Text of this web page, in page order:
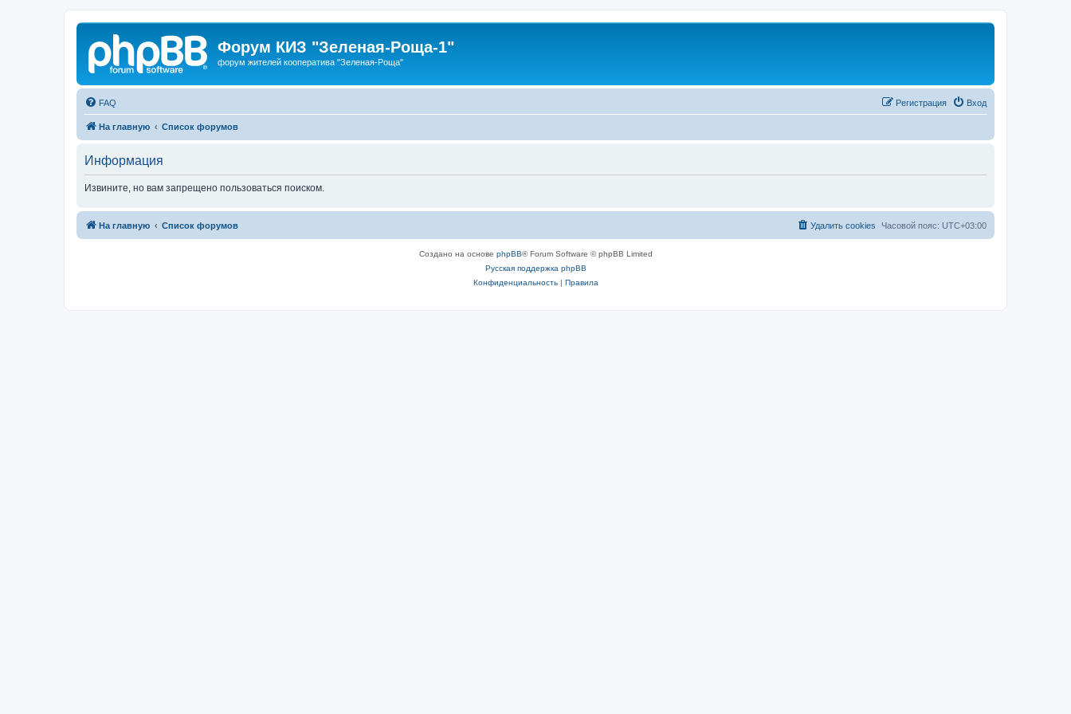
Форум КИЗ "Зеленая-Роща-1"
форум жителей кооператива "Зеленая-Роща"
FAQ Вход
Регистрация
На главную Список форумов
Информация
Извините, но вам запрещено пользоваться поиском.
На главную Список форумов Часовой пояс: UTC+03:00
Удалить cookies
Создано на основе phpBB® Forum Software © phpBB Limited
Русская поддержка phpBB
Конфиденциальность| Правила